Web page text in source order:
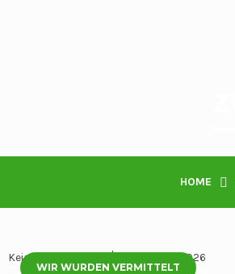
HOME
Keine Kommentare
WIR WURDEN VERMITTELT
18 Februar, 2026